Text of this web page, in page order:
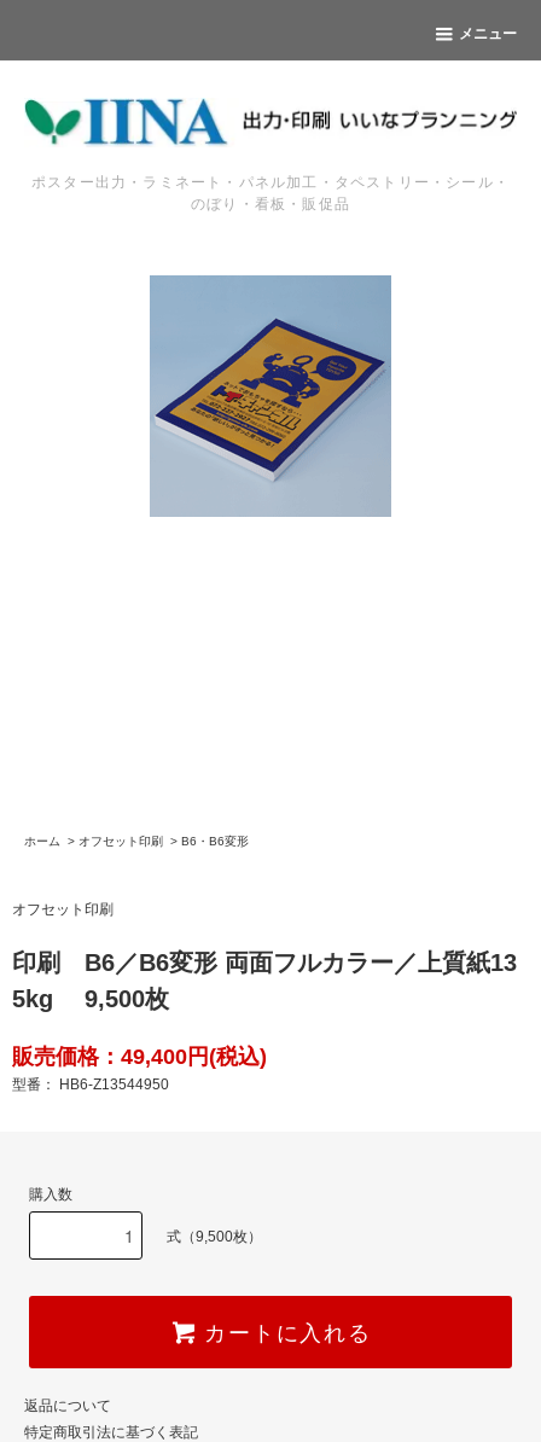
メニュー
ポスター出力・ラミネート・パネル加工・タペストリー・シール・
のぼり・看板・販促品
ホーム > オフセット印刷 > B6・B6変形
オフセット印刷
印刷 B6／B6変形 両面フルカラー／上質紙13
5kg 9,500枚
販売価格：49,400円(税込)
型番： HB6-Z13544950
購入数
式（9,500枚）
カートに入れる
返品について
特定商取引法に基づく表記